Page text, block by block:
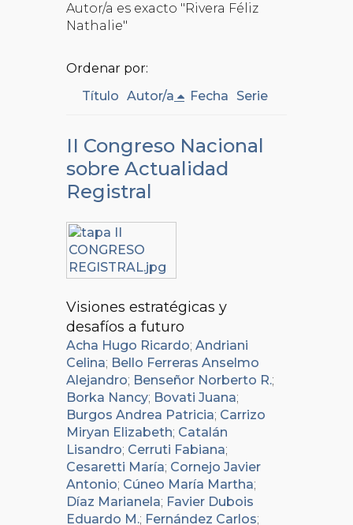
Autor/a es exacto "Rivera Féliz
Nathalie"
Ordenar por:
Título Autor/a Fecha Serie
II Congreso Nacional
sobre Actualidad
Registral
Visiones estratégicas y
desafíos a futuro
Acha Hugo Ricardo; Andriani
Celina; Bello Ferreras Anselmo
Alejandro; Benseñor Norberto R.;
Borka Nancy; Bovati Juana;
Burgos Andrea Patricia; Carrizo
Miryan Elizabeth; Catalán
Lisandro; Cerruti Fabiana;
Cesaretti María; Cornejo Javier
Antonio; Cúneo María Martha;
Díaz Marianela; Favier Dubois
Eduardo M.; Fernández Carlos;